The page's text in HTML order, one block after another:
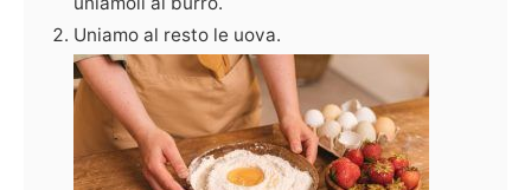
Uniamo al resto le uova.